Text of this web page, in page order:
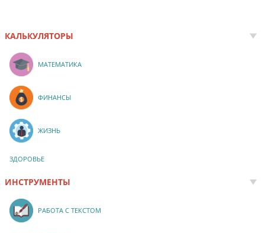
КАЛЬКУЛЯТОРЫ
МАТЕМАТИКА
ФИНАНСЫ
ЖИЗНЬ
ЗДОРОВЬЕ
ИНСТРУМЕНТЫ
РАБОТА С ТЕКСТОМ